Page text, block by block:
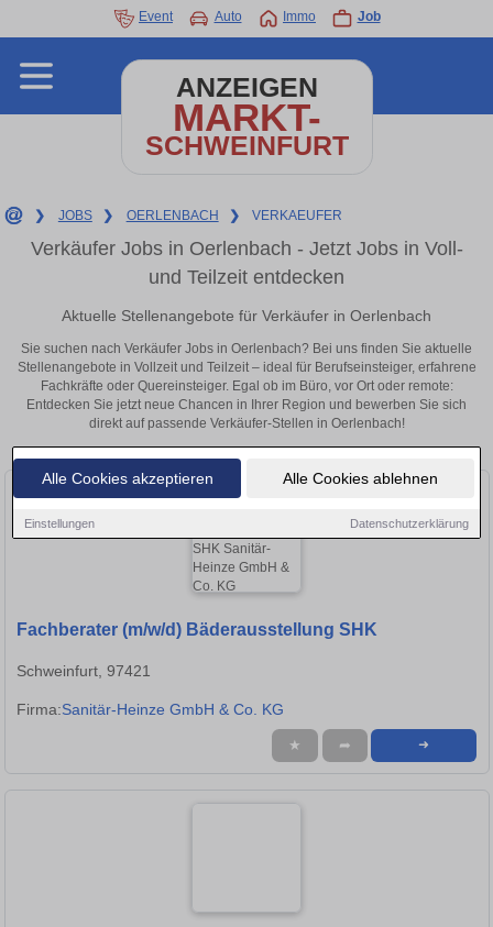
Alle Cookies akzeptieren Alle Cookies ablehnen
Einstellungen Datenschutzerklärung
Event Auto Immo Job
ANZEIGEN
MARKT-
SCHWEINFURT
❯ JOBS ❯ OERLENBACH ❯ VERKAEUFER
Verkäufer Jobs in Oerlenbach - Jetzt Jobs in Voll-
und Teilzeit entdecken
Aktuelle Stellenangebote für Verkäufer in Oerlenbach
Sie suchen nach Verkäufer Jobs in Oerlenbach? Bei uns finden Sie aktuelle
Stellenangebote in Vollzeit und Teilzeit – ideal für Berufseinsteiger, erfahrene
Fachkräfte oder Quereinsteiger. Egal ob im Büro, vor Ort oder remote:
Entdecken Sie jetzt neue Chancen in Ihrer Region und bewerben Sie sich
direkt auf passende Verkäufer-Stellen in Oerlenbach!
Fachberater (m/w/d) Bäderausstellung SHK
Schweinfurt, 97421
Firma:Sanitär-Heinze GmbH & Co. KG
★ ➦ ➜